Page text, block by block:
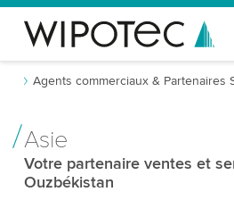
Agents commerciaux & Partenaires
Asie
Votre partenaire ventes et
Ouzbékistan